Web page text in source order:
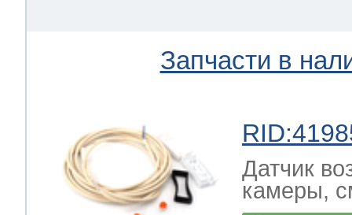
Запчасти в
Датчик
камеры,